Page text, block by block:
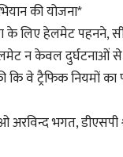
की योजना*
लिए हेलमेट पहनने,
न केवल
वे ट्रैफिक नियमों
भगत, डीएसपी